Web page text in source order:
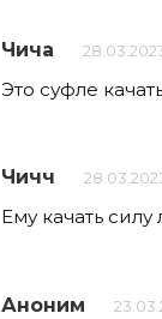
Чича
Это суфле
Чичч
Ему качать силу
Аноним